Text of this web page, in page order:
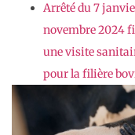
Arrêté du 7
novembre 2024
une visite
pour la filière